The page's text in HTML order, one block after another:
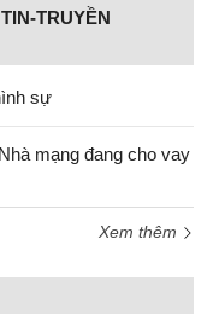
TRUYỀN
sự
mạng đang cho vay
Xem thêm